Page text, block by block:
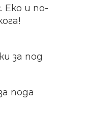
Еко и по-
за под
пода